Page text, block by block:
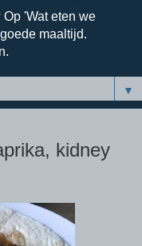
'Wat eten we
maaltijd.
▼
kidney